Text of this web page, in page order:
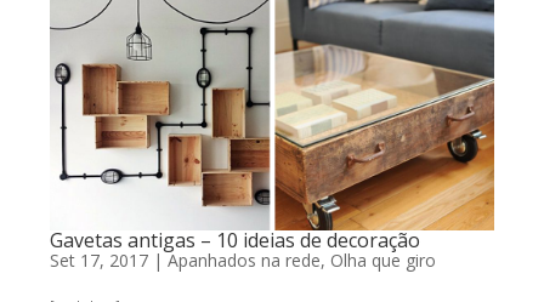
Gavetas antigas – 10 ideias de decoração
Set 17, 2017 |Apanhados na rede, Olha que giro